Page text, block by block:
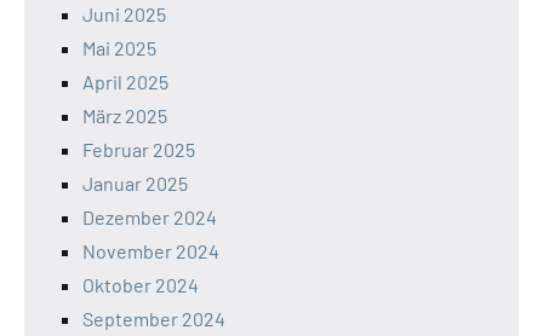
Juni 2025
Mai 2025
April 2025
März 2025
Februar 2025
Januar 2025
Dezember 2024
November 2024
Oktober 2024
September 2024